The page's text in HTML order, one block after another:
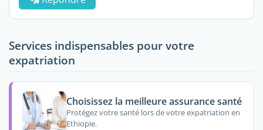
Services indispensables pour votre
expatriation
Choisissez la meilleure assurance santé
Protégez votre santé lors de votre expatriation en
Ethiopie.